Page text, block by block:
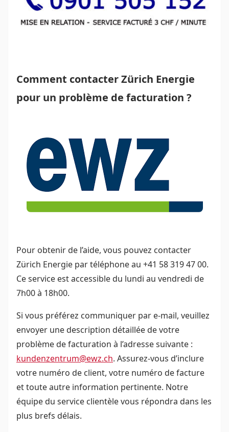
Comment contacter Zürich Energie
pour un problème de facturation ?
Pour obtenir de l’aide, vous pouvez contacter
Zürich Energie par téléphone au +41 58 319 47 00.
Ce service est accessible du lundi au vendredi de
7h00 à 18h00.
Si vous préférez communiquer par e-mail, veuillez
envoyer une description détaillée de votre
problème de facturation à l’adresse suivante :
kundenzentrum@ewz.ch. Assurez-vous d’inclure
votre numéro de client, votre numéro de facture
et toute autre information pertinente. Notre
équipe du service clientèle vous répondra dans les
plus brefs délais.